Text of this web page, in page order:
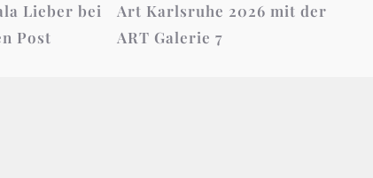
Lieber bei
Post
Art Karlsruhe 2026 mit der
ART Galerie 7